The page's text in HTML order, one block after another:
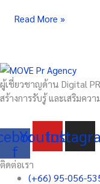
ออก
ผ่าน
Taobao
(เถา
กว่า
5
ตัน
ภายใน
Read More »
ผู้เชี่ยวชาญด้าน Digital
สร้างการรับรู้ และเสริมค
f
Youtube
ติดต่อเรา
(+66) 95-056-